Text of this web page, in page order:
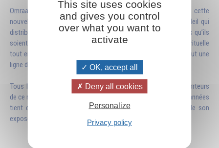
Omraam Mikhaël Aïvanhovaimait qualifier l’émergence de cette
nouvelle conscience par le terme de "solaire", à l’image du soleil qui
distribue sa lumière, sa chaleur et sa vie à tous les êtres quels qu’ils
soient. Aider les humains à retrouver leur propre dimension spirituelle
tout en s’épanouissant au cœur du monde où ils se trouvent fut une
ligne de force de son enseignement.
Tous les ouvrages que diffusent les Éditions Prosveta sont porteurs
de ce message. Son originalité et son succès après toutes ces années
tient dans la clarté de son discours et dans la pertinence de son
exposé pour les temps modernes.
This site uses cookies
and gives you control
over what you want to
activate
OK, accept all
Deny all cookies
Personalize
Privacy policy